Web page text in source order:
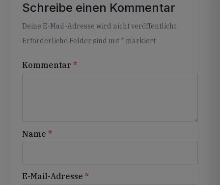
Schreibe einen Kommentar
Deine E-Mail-Adresse wird nicht veröffentlicht.
Erforderliche Felder sind mit * markiert
Kommentar *
Name *
E-Mail-Adresse *
Alternative: